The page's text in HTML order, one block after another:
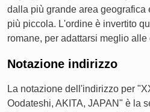
dalla più grande area geografica
più piccola. L'ordine è invertito
romane, per adattarsi meglio
Notazione indirizzo
La notazione dell'indirizzo per
Oodateshi, AKITA, JAPAN" è la